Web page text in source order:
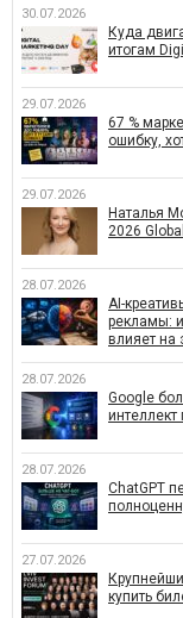
30.07.2026
Куда
итогам
29.07.2026
67 %
ошибку,
29.07.2026
Наталья
2026
28.07.2026
AI-
рекламы:
влияет на
28.07.2026
Google
28.07.2026
ChatGPT
27.07.2026
купить